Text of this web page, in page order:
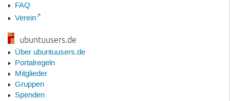
FAQ
Verein
ubuntuusers.de
Über ubuntuusers.de
Portalregeln
Mitglieder
Gruppen
Spenden